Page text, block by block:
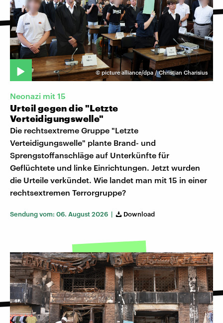
©picture alliance/dpa / Christian Charisius
Neonazi mit 15
Urteil gegen die "Letzte
Verteidigungswelle"
Die rechtsextreme Gruppe "Letzte
Verteidigungswelle" plante Brand- und
Sprengstoffanschläge auf Unterkünfte für
Geflüchtete und linke Einrichtungen. Jetzt wurden
die Urteile verkündet. Wie landet man mit 15 in einer
rechtsextremen Terrorgruppe?
Sendung vom: 06. August 2026 | Download